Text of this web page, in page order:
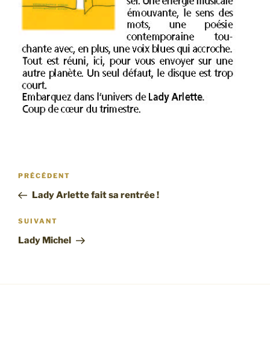
Navigation
l’article
Article
précédent
PRÉCÉDENT
Lady Arlette fait sa rentrée !
Article
suivant
SUIVANT
Lady Michel